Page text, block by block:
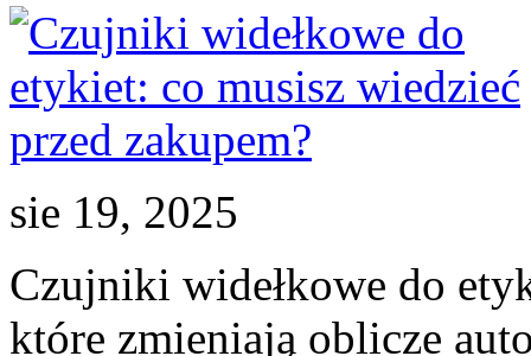
sie 19, 2025
Czujniki widełkowe do
które zmieniają oblicze